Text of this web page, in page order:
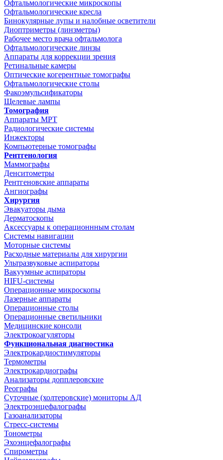
Офтальмологические микроскопы
Офтальмологические кресла
Бинокулярные лупы и налобные осветители
Диоптриметры (линзметры)
Рабочее место врача офтальмолога
Офтальмологические линзы
Аппараты для коррекции зрения
Ретинальные камеры
Оптические когерентные томографы
Офтальмологические столы
Факоэмульсификаторы
Щелевые лампы
Томография
Аппараты МРТ
Радиологические системы
Инжекторы
Компьютерные томографы
Рентгенология
Маммографы
Денситометры
Рентгеновские аппараты
Ангиографы
Хирургия
Эвакуаторы дыма
Дерматоскопы
Аксессуары к операционнным столам
Системы навигации
Моторные системы
Расходные материалы для хирургии
Ультразвуковые аспираторы
Вакуумные аспираторы
HIFU-системы
Операционные микроскопы
Лазерные аппараты
Операционные столы
Операционные светильники
Медицинские консоли
Электрокоагуляторы
Функциональная диагностика
Электрокардиостимуляторы
Термометры
Электрокардиографы
Анализаторы допплеровские
Реографы
Суточные (холтеровские) мониторы АД
Электроэнцефалографы
Газоанализаторы
Стресс-системы
Тонометры
Эхоэнцефалографы
Спирометры